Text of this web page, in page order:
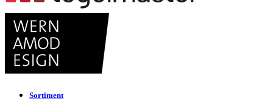
Sortiment